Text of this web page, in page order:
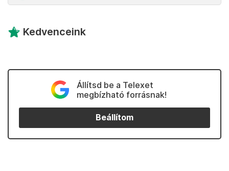
Kedvenceink
Állítsd be a Telexet
megbízható forrásnak!
Beállítom